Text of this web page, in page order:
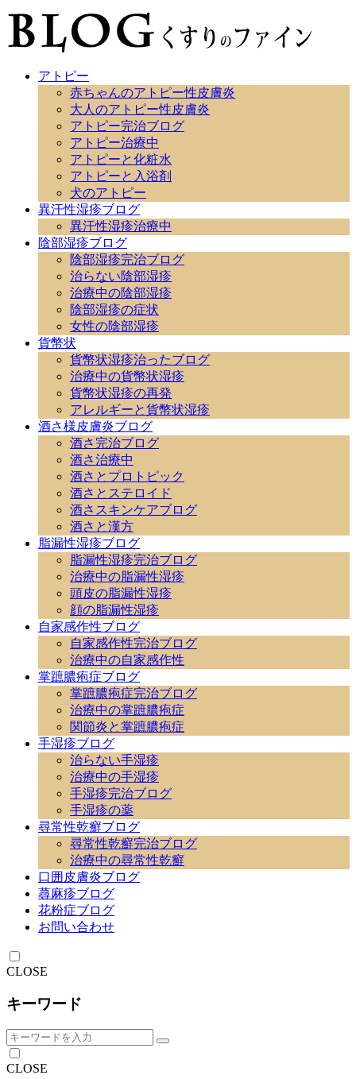
アトピー
赤ちゃんのアトピー性皮膚炎
大人のアトピー性皮膚炎
アトピー完治ブログ
アトピー治療中
アトピーと化粧水
アトピーと入浴剤
犬のアトピー
異汗性湿疹ブログ
異汗性湿疹治療中
陰部湿疹ブログ
陰部湿疹完治ブログ
治らない陰部湿疹
治療中の陰部湿疹
陰部湿疹の症状
女性の陰部湿疹
貨幣状
貨幣状湿疹治ったブログ
治療中の貨幣状湿疹
貨幣状湿疹の再発
アレルギーと貨幣状湿疹
酒さ様皮膚炎ブログ
酒さ完治ブログ
酒さ治療中
酒さとプロトピック
酒さとステロイド
酒さスキンケアブログ
酒さと漢方
脂漏性湿疹ブログ
脂漏性湿疹完治ブログ
治療中の脂漏性湿疹
頭皮の脂漏性湿疹
顔の脂漏性湿疹
自家感作性ブログ
自家感作性完治ブログ
治療中の自家感作性
掌蹠膿疱症ブログ
掌蹠膿疱症完治ブログ
治療中の掌蹠膿疱症
関節炎と掌蹠膿疱症
手湿疹ブログ
治らない手湿疹
治療中の手湿疹
手湿疹完治ブログ
手湿疹の薬
尋常性乾癬ブログ
尋常性乾癬完治ブログ
治療中の尋常性乾癬
口囲皮膚炎ブログ
蕁麻疹ブログ
花粉症ブログ
お問い合わせ
CLOSE
キーワード
CLOSE